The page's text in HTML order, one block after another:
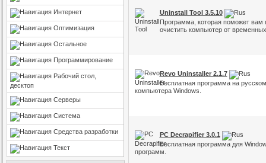
Интернет
Оптимизация
Остальное
Программирование
Рабочий стол,
десктоп
Серверы
Система
Средства разработки
Текст
Uninstall Tool 3.5.10
Программа, которая поможет вам
очистить компьютер от
Revo Uninstaller 2.1.7
Бесплатная программа на
компьютера Windows.
PC Decrapifier 3.0.1
Бесплатная программа для
программ.